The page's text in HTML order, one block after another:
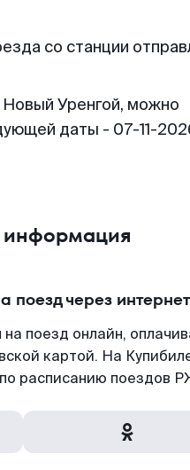
со станции
Уренгой, можно
даты - 07-11-
поезд через интернет
поезд онлайн,
картой. На
расписанию поездов